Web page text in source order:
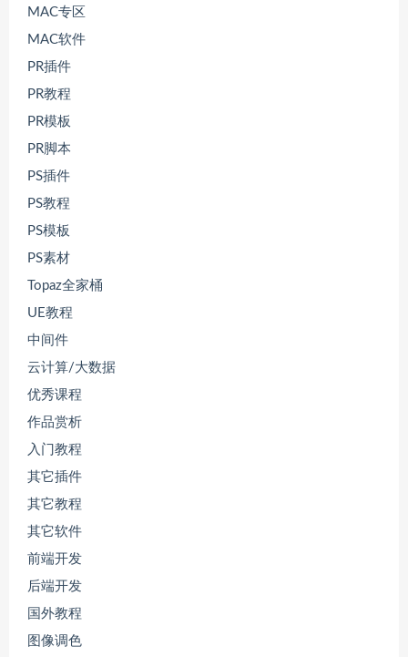
MAC专区
MAC软件
PR插件
PR教程
PR模板
PR脚本
PS插件
PS教程
PS模板
PS素材
Topaz全家桶
UE教程
中间件
云计算/大数据
优秀课程
作品赏析
入门教程
其它插件
其它教程
其它软件
前端开发
后端开发
国外教程
图像调色